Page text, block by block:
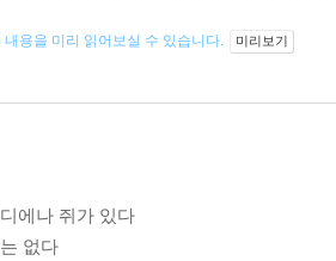
내용을 미리 읽어보실 수 있습니다. 미리보기
에나 쥐가 있다
없다